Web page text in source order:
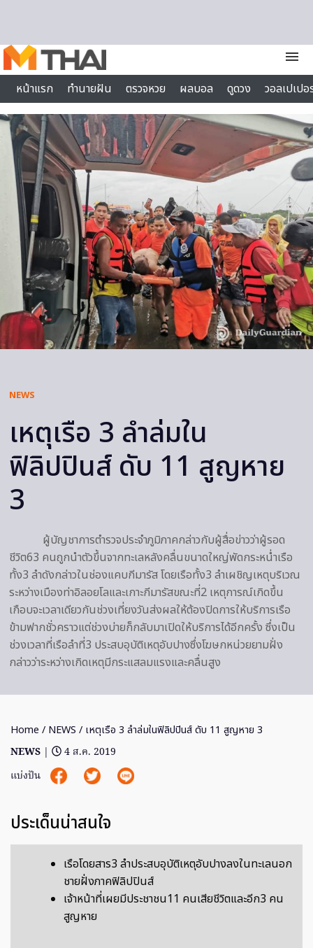
menu
หน้าแรก
ทำนายฝัน ตรวจหวย ผลบอล ดูดวง
วอลเปเป
ไลฟ์สไตล์
NEWS
เหตุเรือ 3 ลำล่มใน
ฟิลิปปินส์ ดับ 11 สูญหาย
3
ผู้บัญชาการตำรวจประจำภูมิภาคกล่าวกับผู้สื่อข่าวว่าผู้รอด
ชีวิต63 คนถูกนำตัวขึ้นจากทะเลหลังคลื่นขนาดใหญ่พัดกระหน่ำเรือ
ทั้ง3 ลำดังกล่าวในช่องแคบกีมารัส โดยเรือทั้ง3 ลำเผชิญเหตุบริเวณ
ระหว่างเมืองท่าอิลอยโลและเกาะกีมารัสขณะที่2 เหตุการณ์เกิดขึ้น
เกือบจะเวลาเดียวกันช่วงเที่ยงวันส่งผลให้ต้องปิดการให้บริการเรือ
ข้ามฟากชั่วคราวแต่ช่วงบ่ายก็กลับมาเปิดให้บริการได้อีกครั้ง ซึ่งเป็น
ช่วงเวลาที่เรือลำที่3 ประสบอุบัติเหตุอับปางซึ่งโฆษกหน่วยยามฝั่ง
กล่าวว่าระหว่างเกิดเหตุมีกระแสลมแรงและคลื่นสูง
Home / NEWS / เหตุเรือ 3 ลำล่มในฟิลิปปินส์ ดับ 11 สูญหาย 3
NEWS |
4 ส.ค. 2019
แบ่งปัน
ประเด็นน่าสนใจ
เรือโดยสาร3 ลำประสบอุบัติเหตุอับปางลงในทะเลนอก
ชายฝั่งภาคฟิลิปปินส์
เจ้าหน้าที่เผยมีประชาชน11 คนเสียชีวิตและอีก3 คน
สูญหาย